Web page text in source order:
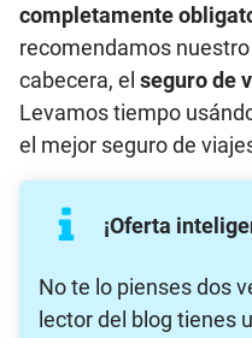
completamente
recomendamos
cabecera, el seguro de
Levamos tiempo
el mejor seguro de
¡Oferta
No te lo pienses dos
lector del blog tienes